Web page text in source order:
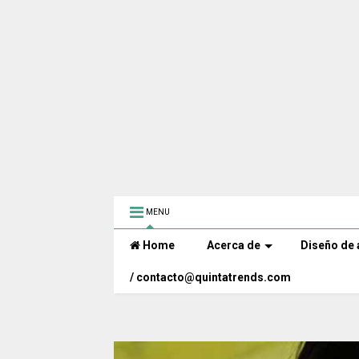
MENU
Home Acerca de Diseño de
/ contacto@quintatrends.com